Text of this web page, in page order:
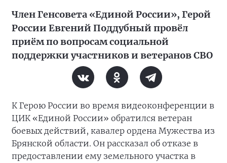
Член Генсовета «Единой России», Герой
России Евгений Поддубный провёл
приём по вопросам социальной
поддержки участников и ветеранов СВО
К Герою России во время видеоконференции в
ЦИК «Единой России» обратился ветеран
боевых действий, кавалер ордена Мужества из
Брянской области. Он рассказал об отказе в
предоставлении ему земельного участка в